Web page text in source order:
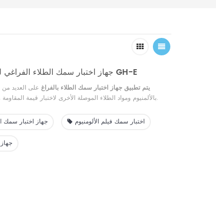
جهاز اختبار سمك الطلاء الفراغي لفيلم الألومنيوم الفراغي GH-E
يتم تطبيق جهاز اختبار سمك الطلاء بالفراغعلى العديد من
بالألمنيوم ومواد الطلاء الموصلة الأخرى لاختبار قيمة المقاومة والتساوي والسمك وما إلى ذلك.
جهاز اختبار سمك اختبار سمك فيلم الألومنيوم